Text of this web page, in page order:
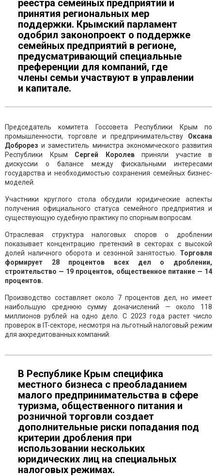
реестра семейных предприятий и
принятия региональных мер
поддержки. Крымский парламент
одобрил законопроект о поддержке
семейных предприятий в регионе,
предусматривающий специальные
преференции для компаний, где
члены семьи участвуют в управлении
и капитале.
Председатель комитета Госсовета Республики Крым по
промышленности, торговле и предпринимательству Оксана
Доброрез и заместитель министра экономического развития
Республики Крым Сергей Королевприняли участие в
дискуссии о балансе между фискальными интересами
государства и необходимостью сохранения семейных бизнес-
моделей.
Участники круглого стола обсудили юридические аспекты
получения официального статуса семейного предприятия и
существующую судебную практику по спорным вопросам.
Отраслевая структура налоговых споров о дроблении
показывает концентрацию претензий в секторах с высокой
долей наличного оборота и сезонной занятостью.
Торговля
формирует 28 процентов всех дел о дроблении,
строительство — 19 процентов, общественное питание — 14
процентов.
Производство составляет около 7 процентов дел, но имеет
наибольшую среднюю сумму доначислений — около 118
миллионов рублей на одно дело. С 2023 года растет число
проверок в IT-секторе, несмотря на льготный налоговый режим
для аккредитованных компаний.
В Республике Крым специфика
местного бизнеса с преобладанием
малого предпринимательства в сфере
туризма, общественного питания и
розничной торговли создает
дополнительные риски попадания под
критерии дробления при
использовании нескольких
юридических лиц на специальных
налоговых режимах.